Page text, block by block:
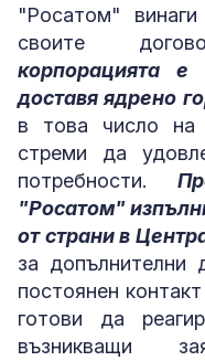
"Росатом"
своите
корпорацията
доставя ядрено
в това число
стреми да
потребности.
"Росатом"
от страни в
за допълнителни
постоянен
готови да
възникващи